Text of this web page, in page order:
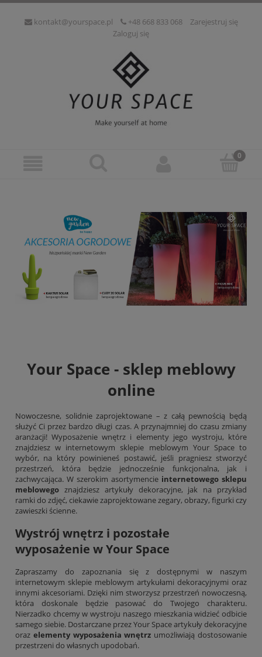
kontakt@yourspace.pl +48 668 833 068
Zarejestruj się
Zaloguj się
Your Space - sklep meblowy
online
Nowoczesne, solidnie zaprojektowane – z całą pewnością będą
służyć Ci przez bardzo długi czas. A przynajmniej do czasu zmiany
aranżacji! Wyposażenie wnętrz i elementy jego wystroju, które
znajdziesz w internetowym sklepie meblowym Your Space to
wybór, na który powinieneś postawić, jeśli pragniesz stworzyć
przestrzeń, która będzie jednocześnie funkcjonalna, jak i
zachwycająca. W szerokim asortymencie internetowego sklepu
meblowego znajdziesz artykuły dekoracyjne, jak na przykład
ramki do zdjęć, ciekawie zaprojektowane zegary, obrazy, figurki czy
zawieszki ścienne.
Wystrój wnętrz i pozostałe
wyposażenie w Your Space
Zapraszamy do zapoznania się z dostępnymi w naszym
internetowym sklepie meblowym artykułami dekoracyjnymi oraz
innymi akcesoriami. Dzięki nim stworzysz przestrzeń nowoczesną,
która doskonale będzie pasować do Twojego charakteru.
Nierzadko chcemy w wystroju naszego mieszkania widzieć odbicie
samego siebie. Dostarczane przez Your Space artykuły dekoracyjne
oraz elementy wyposażenia wnętrz umożliwiają dostosowanie
przestrzeni do własnych upodobań.